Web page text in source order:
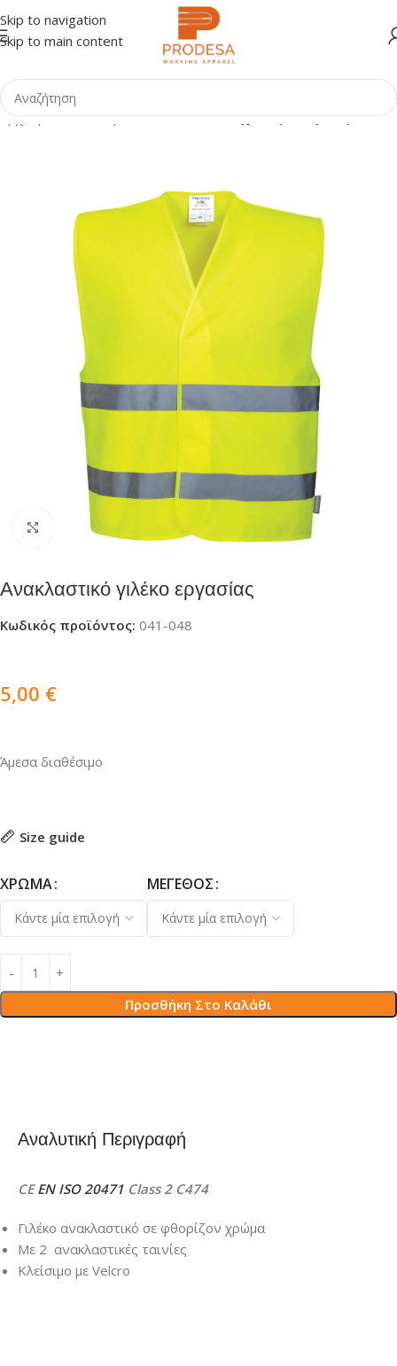
Skip to navigation
Skip to main content
Αρχική σελίδα Shop ΕΠΑΓΓΕΛΜΑΤΑ Τεχνικές Εταιρείες
Click to enlarge
Ανακλαστικό γιλέκο εργασίας
Κωδικός προϊόντος: 041-048
5,00 €
Άμεσα διαθέσιμο
Size guide
ΧΡΏΜΑ ΜΈΓΕΘΟΣ
Προσθήκη Στο Καλάθι
Αναλυτική Περιγραφή
CEEN ISO 20471 Class 2 C474
Γιλέκο ανακλαστικό σε φθορίζον χρώμα
Με 2 ανακλαστικές ταινίες
Κλείσιμο με Velcro